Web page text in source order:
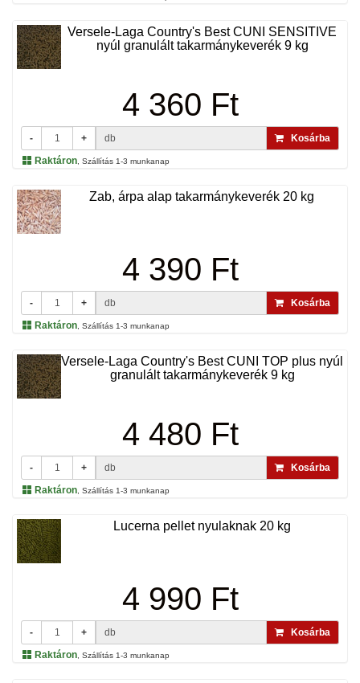
Versele-Laga Country's Best CUNI SENSITIVE
nyúl granulált takarmánykeverék 9 kg
4 360 Ft
- + db
Kosárba
Raktáron , Szállítás 1-3 munkanap
Zab, árpa alap takarmánykeverék 20 kg
4 390 Ft
- + db
Kosárba
Raktáron , Szállítás 1-3 munkanap
Versele-Laga Country's Best CUNI TOP plus nyúl
granulált takarmánykeverék 9 kg
4 480 Ft
- + db
Kosárba
Raktáron , Szállítás 1-3 munkanap
Lucerna pellet nyulaknak 20 kg
4 990 Ft
- + db
Kosárba
Raktáron , Szállítás 1-3 munkanap